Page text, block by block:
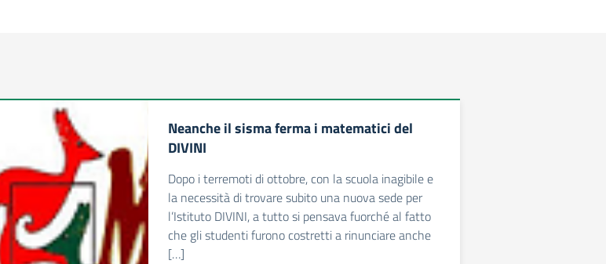
Neanche il sisma ferma i matematici del
DIVINI
Dopo i terremoti di ottobre, con la scuola inagibile e
la necessità di trovare subito una nuova sede per
l’Istituto DIVINI, a tutto si pensava fuorché al fatto
che gli studenti furono costretti a rinunciare anche
[…]